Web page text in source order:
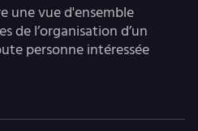
une vue d'ensemble
de l’organisation d’un
personne intéressée